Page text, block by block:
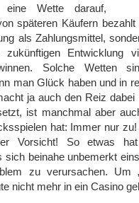
eine Wette darauf,
späteren Käufern
als Zahlungsmittel,
Entwicklung
Solche Wetten
man Glück haben und in
ja auch den Reiz
ist manchmal aber
hat: Immer nur
Vorsicht! So etwas
sich beinahe unbemerkt
zu verursachen.
nicht mehr in ein Casino